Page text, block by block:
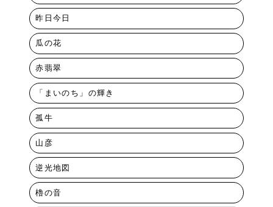
昨日今日
瓜の花
赤翡翠
「まいのち」の輝き
孤牛
山彦
逆光地図
櫓の音